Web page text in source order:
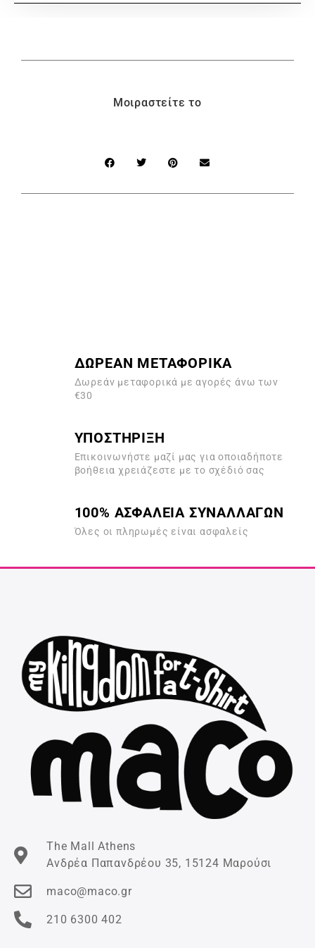
Μοιραστείτε το
ΔΩΡΕΑΝ ΜΕΤΑΦΟΡΙΚΑ
Δωρεάν μεταφορικά με αγορές άνω των
€30
ΥΠΟΣΤΗΡΙΞΗ
Επικοινωνήστε μαζί μας για οποιαδήποτε
βοήθεια χρειάζεστε με το σχέδιό σας
100% ΑΣΦΑΛΕΙΑ ΣΥΝΑΛΛΑΓΩΝ
Όλες οι πληρωμές είναι ασφαλείς
The Mall Athens
Ανδρέα Παπανδρέου 35, 15124 Μαρούσι
maco@maco.gr
210 6300 402